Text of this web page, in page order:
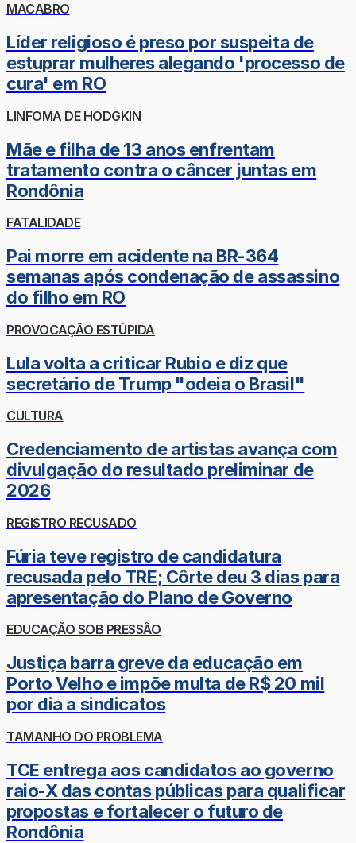
MACABRO
Líder religioso é preso por suspeita de
estuprar mulheres alegando 'processo de
cura' em RO
LINFOMA DE HODGKIN
Mãe e filha de 13 anos enfrentam
tratamento contra o câncer juntas em
Rondônia
FATALIDADE
Pai morre em acidente na BR-364
semanas após condenação de assassino
do filho em RO
PROVOCAÇÃO ESTÚPIDA
Lula volta a criticar Rubio e diz que
secretário de Trump "odeia o Brasil"
CULTURA
Credenciamento de artistas avança com
divulgação do resultado preliminar de
2026
REGISTRO RECUSADO
Fúria teve registro de candidatura
recusada pelo TRE; Côrte deu 3 dias para
apresentação do Plano de Governo
EDUCAÇÃO SOB PRESSÃO
Justiça barra greve da educação em
Porto Velho e impõe multa de R$ 20 mil
por dia a sindicatos
TAMANHO DO PROBLEMA
TCE entrega aos candidatos ao governo
raio-X das contas públicas para qualificar
propostas e fortalecer o futuro de
Rondônia